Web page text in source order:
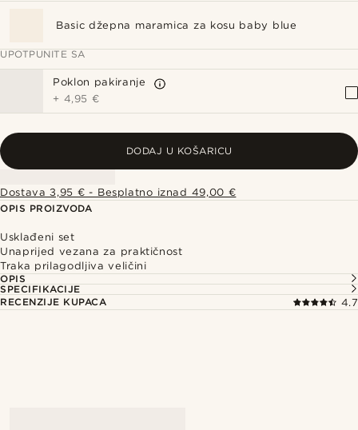
Basic džepna maramica za kosu baby blue
UPOTPUNITE SA
Poklon pakiranje
+ 4,95 €
DODAJ U KOŠARICU
Dostava 3,95 € - Besplatno iznad 49,00 €
OPIS PROIZVODA
Usklađeni set
Unaprijed vezana za praktičnost
Traka prilagodljiva veličini
OPIS
SPECIFIKACIJE
RECENZIJE KUPACA
4.7